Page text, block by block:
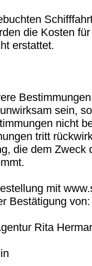
die Kosten
erstattet.
sein,
nicht
tritt
die dem Zweck
mit
Bestätigung von:
Rita